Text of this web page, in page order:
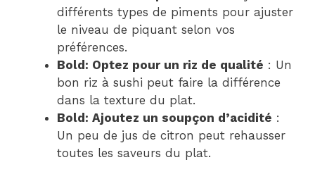
différents types de piments pour ajuster
le niveau de piquant selon vos
préférences.
Bold: Optez pour un riz de qualité : Un
bon riz à sushi peut faire la différence
dans la texture du plat.
Bold: Ajoutez un soupçon d’acidité :
Un peu de jus de citron peut rehausser
toutes les saveurs du plat.